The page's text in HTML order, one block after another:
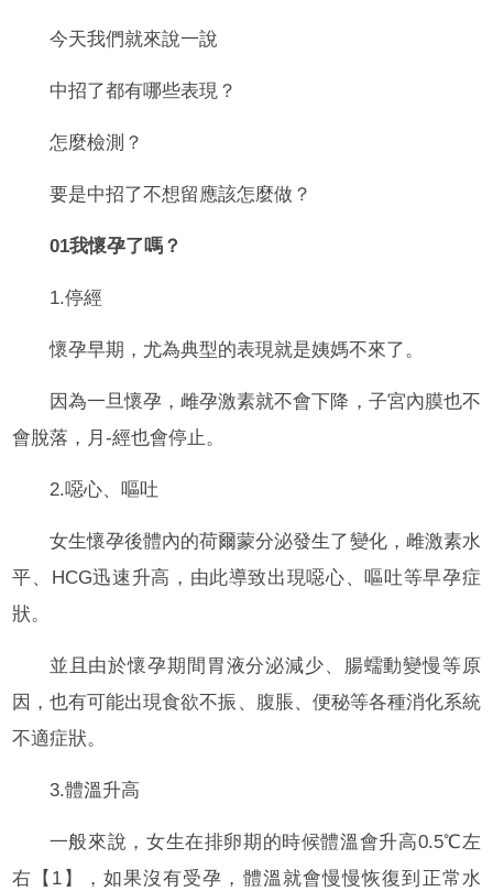
今天我們就來說一說
中招了都有哪些表現？
怎麼檢測？
要是中招了不想留應該怎麼做？
01我懷孕了嗎？
1.停經
懷孕早期，尤為典型的表現就是姨媽不來了。
因為一旦懷孕，雌孕激素就不會下降，子宮內膜也不
會脫落，月-經也會停止。
2.噁心、嘔吐
女生懷孕後體內的荷爾蒙分泌發生了變化，雌激素水
平、HCG迅速升高，由此導致出現噁心、嘔吐等早孕症
狀。
並且由於懷孕期間胃液分泌減少、腸蠕動變慢等原
因，也有可能出現食欲不振、腹脹、便秘等各種消化系統
不適症狀。
3.體溫升高
一般來說，女生在排卵期的時候體溫會升高0.5℃左
右【1】，如果沒有受孕，體溫就會慢慢恢復到正常水